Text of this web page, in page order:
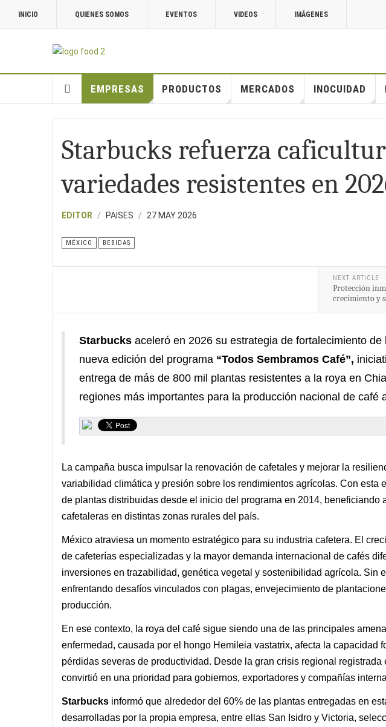
INICIO QUIENES SOMOS EVENTOS VIDEOS IMÁGENES
EMPRESAS PRODUCTOS MERCADOS INOCUIDAD
Starbucks refuerza
variedades resistentes en
EDITOR PAISES 27 MAY 2026
MÉXICO BEBIDAS
NEXT ARTICLE
Protección
crecimiento y
Starbucks aceleró en 2026 su estrategia de fortalecimiento
nueva edición del programa “Todos Sembramos Café”,
entrega de más de 800 mil plantas resistentes a la roya en
regiones más importantes para la producción nacional de café
La campaña busca impulsar la renovación de cafetales y mejorar la
variabilidad climática y presión sobre los rendimientos agrícolas. Con esta
de plantas distribuidas desde el inicio del programa en 2014, beneficiando
cafetaleras en distintas zonas rurales del país.
México atraviesa un momento estratégico para su industria cafetera. El
de cafeterías especializadas y la mayor demanda internacional de cafés
inversiones en trazabilidad, genética vegetal y sostenibilidad agrícola. Sin
enfrentando desafíos vinculados con plagas, envejecimiento de
producción.
En ese contexto, la roya del café sigue siendo una de las principales
enfermedad, causada por el hongo Hemileia vastatrix, afecta la capacidad
pérdidas severas de productividad. Desde la gran crisis regional
convirtió en una prioridad para gobiernos, exportadores y compañías
Starbucks informó que alrededor del 60% de las plantas entregadas en
desarrolladas por la propia empresa, entre ellas San Isidro y Victoria,